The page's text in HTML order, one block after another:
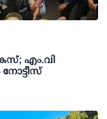
എം.വി